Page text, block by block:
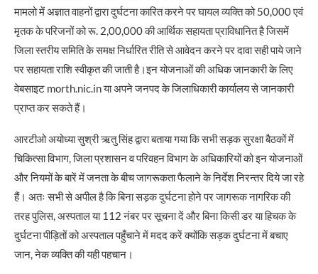
मामलो में अज्ञात वाहनों द्वारा दुर्घटना कारित करने पर घायल व्यक्ति को 50,000 एवं
मृतक के परिजनों को रू. 2,00,000 की आर्थिक सहायता प्राविधानित है जिसमें
जिला स्तरीय समिति के समक्ष निर्धारित रीति से आवेदन करने पर दावा सही पाये जाने
पर सहायता राशि स्वीकृत की जाती है।इन योजनाओं की अधिक जानकारी के लिए
वेबसाइट morth.nic.in या अपने जनपद के जिलाधिकारी कार्यालय से जानकारी
प्राप्त कर सकते हैं।
आरटीओ अयोध्या सुश्री ऋतु सिंह द्वारा बताया गया कि सभी सड़क सुरक्षा बैठकों में
चिकित्सा विभाग, जिला प्रशासन व परिवहन विभाग के अधिकारियों को इन योजनाओं
और नियमों के बारें में जनता के बीच जागरूकता फैलाने के निर्देश निरन्तर दिये जा रहे
हैं। अतः सभी से अपील है कि बिना सड़क दुर्घटना होने पर जागरूक नागरिक की
तरह पुलिस, अस्पताल या 112 नंबर पर सूचना दें और बिना किसी डर या हिचक के
दुर्घटना पीड़ितों को अस्पताल पहुँचाने में मदद करें क्योंकि सड़क दुर्घटना में बचाए
जान, नेक व्यक्ति की यही पहचान।